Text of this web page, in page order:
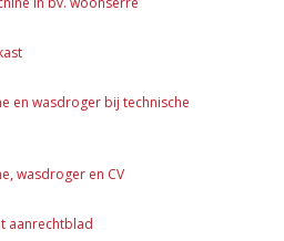
en wasdroger bij technische
wasdroger en CV
aanrechtblad